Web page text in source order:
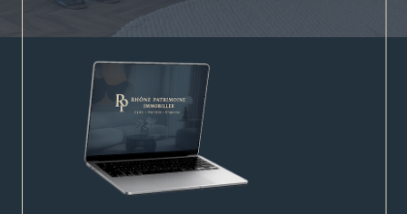
équipe vous accompagne avec sérieux,
transparence et proximité à chaque étape de votre
parcours.
Implantée au cœur de la région, notre agence
connaît parfaitement les spécificités du marché
immobilier local et vous propose un
accompagnement personnalisé, adapté à vos
besoins et à vos objectifs patrimoniaux. Nous
accordons une attention particulière à la qualité de